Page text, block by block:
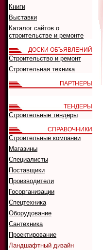
Книги
Выставки
Каталог сайтов о
строительстве и ремонте
ДОСКИ ОБЪЯВЛЕНИЙ
Строительство и ремонт
Строительная техника
ПАРТНЕРЫ
ТЕНДЕРЫ
Строительные тендеры
СПРАВОЧНИКИ
Строительные компании
Магазины
Специалисты
Поставщики
Производители
Госорганизации
Спецтехника
Оборудование
Сантехника
Проектирование
Ландшафтный дизайн